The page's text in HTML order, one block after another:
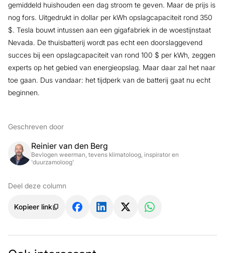
gemiddeld huishouden een dag stroom te geven. Maar de prijs is
nog fors. Uitgedrukt in dollar per kWh opslagcapaciteit rond 350
$. Tesla bouwt intussen aan een gigafabriek in de woestijnstaat
Nevada. De thuisbatterij wordt pas echt een doorslaggevend
succes bij een opslagcapaciteit van rond 100 $ per kWh, zeggen
experts op het gebied van energieopslag. Maar daar zal het naar
toe gaan. Dus vandaar: het tijdperk van de batterij gaat nu echt
beginnen.
Geschreven door
Reinier van den Berg
Bevlogen weerman, tevens klimatoloog, inspirator en
'duurzamoloog'
Deel deze column
Kopieer link